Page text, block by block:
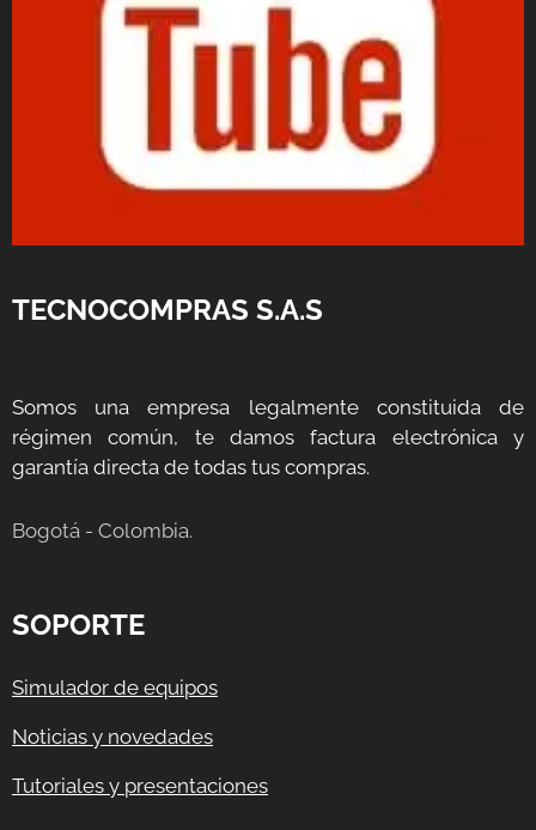
TECNOCOMPRAS S.A.S
Somos una empresa legalmente constituida de
régimen común, te damos factura electrónica y
garantía directa de todas tus compras.
Bogotá - Colombia.
SOPORTE
Simulador de equipos
Noticias y novedades
Tutoriales y presentaciones